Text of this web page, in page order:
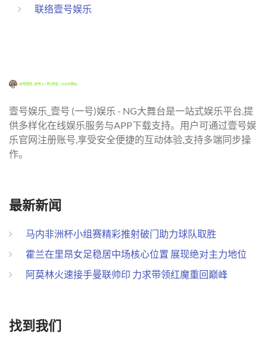
联络壹号娱乐
壹号娱乐_壹号 (一号)娱乐 - NG大舞台是一站式娱乐平台,提
供多样化在线娱乐服务与APP下载支持。用户可通过壹号娱
乐官网注册账号,享受安全便捷的互动体验,支持多端同步操
作。
最新新闻
马内非洲杯小组赛精彩推射破门助力球队取胜
霍兰在里昂女足稳居中场核心位置 展现绝对主力地位
阿莫林火速接手曼联帅印 力求带领红魔重回巅峰
找到我们